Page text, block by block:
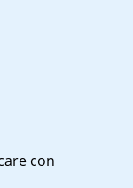
con